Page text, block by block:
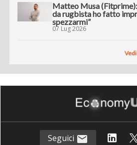
Matteo Musa
da rugbista ho fatto
spezzarmi”
07 Lug 2026
Seguici